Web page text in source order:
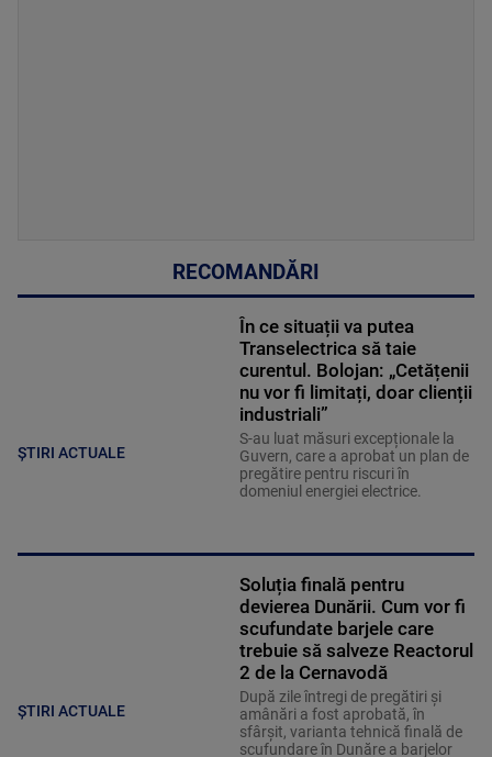
RECOMANDĂRI
ȘTIRI ACTUALE
În ce situații va putea
Transelectrica să taie
curentul. Bolojan: „Cetățenii
nu vor fi limitați, doar clienții
industriali”
S-au luat măsuri excepționale la
Guvern, care a aprobat un plan de
pregătire pentru riscuri în
domeniul energiei electrice.
ȘTIRI ACTUALE
Soluția finală pentru
devierea Dunării. Cum vor fi
scufundate barjele care
trebuie să salveze Reactorul
2 de la Cernavodă
După zile întregi de pregătiri și
amânări a fost aprobată, în
sfârșit, varianta tehnică finală de
scufundare în Dunăre a barjelor